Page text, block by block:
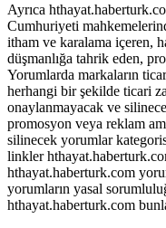
Ayrıca
Cumhuriyeti
itham ve karalama içeren,
düşmanlığa tahrik eden,
Yorumlarda markaların
herhangi bir şekilde ticari
onaylanmayacak ve
promosyon veya reklam
silinecek yorumlar
linkler
hthayat.haberturk.com
yorumların yasal
hthayat.haberturk.com